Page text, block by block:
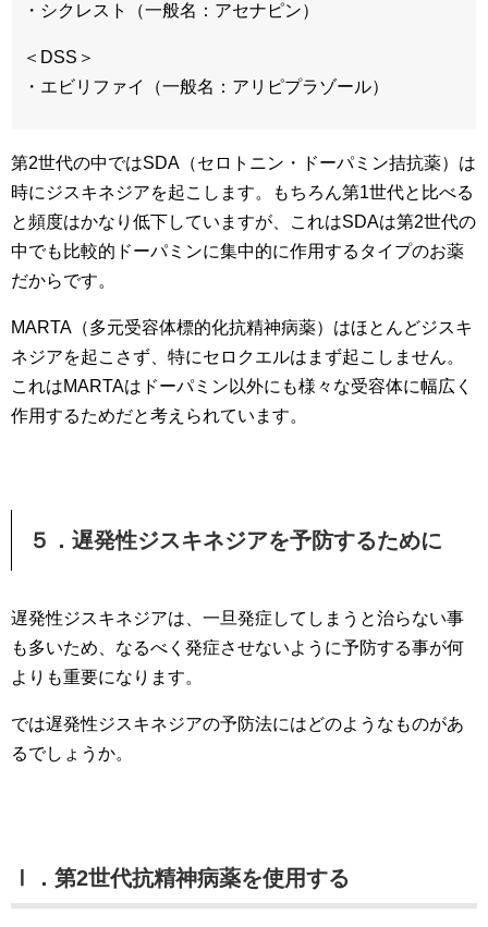
・シクレスト（一般名：アセナピン）
＜DSS＞
・エビリファイ（一般名：アリピプラゾール）
第2世代の中ではSDA（セロトニン・ドーパミン拮抗薬）は
時にジスキネジアを起こします。もちろん第1世代と比べる
と頻度はかなり低下していますが、これはSDAは第2世代の
中でも比較的ドーパミンに集中的に作用するタイプのお薬
だからです。
MARTA（多元受容体標的化抗精神病薬）はほとんどジスキ
ネジアを起こさず、特にセロクエルはまず起こしません。
これはMARTAはドーパミン以外にも様々な受容体に幅広く
作用するためだと考えられています。
５．遅発性ジスキネジアを予防するために
遅発性ジスキネジアは、一旦発症してしまうと治らない事
も多いため、なるべく発症させないように予防する事が何
よりも重要になります。
では遅発性ジスキネジアの予防法にはどのようなものがあ
るでしょうか。
Ⅰ．第2世代抗精神病薬を使用する